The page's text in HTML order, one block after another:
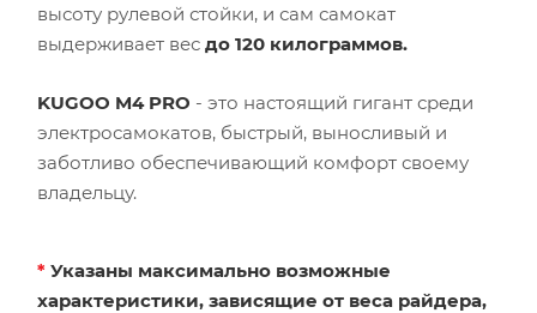
высоту рулевой стойки, и сам самокат
выдерживает вес до 120 килограммов.
KUGOO M4 PRO - это настоящий гигант среди
электросамокатов, быстрый, выносливый и
заботливо обеспечивающий комфорт своему
владельцу.
* Указаны максимально возможные
характеристики, зависящие от веса райдера,